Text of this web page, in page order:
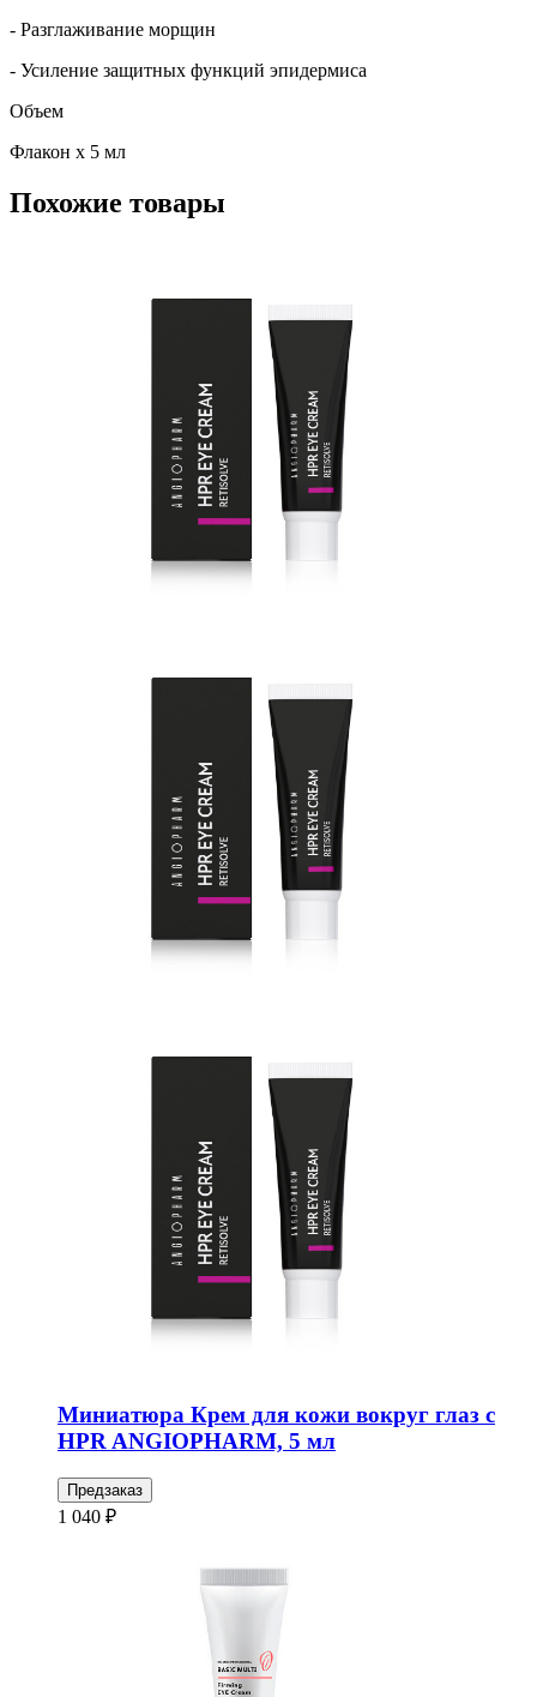
- Разглаживание морщин
- Усиление защитных функций эпидермиса
Объем
Флакон х 5 мл
Похожие товары
Миниатюра Крем для кожи вокруг глаз с
HPR ANGIOPHARM, 5 мл
Предзаказ
1 040 ₽